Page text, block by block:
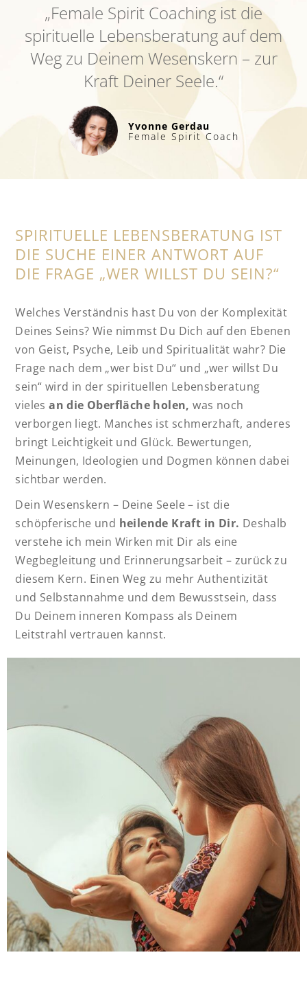
„Female Spirit Coaching ist die
spirituelle Lebensberatung auf dem
Weg zu Deinem Wesenskern – zur
Kraft Deiner Seele.“
Yvonne Gerdau
Female Spirit Coach
SPIRITUELLE LEBENSBERATUNG IST
DIE SUCHE EINER ANTWORT AUF
DIE FRAGE „WER WILLST DU SEIN?“
Welches Verständnis hast Du von der Komplexität
Deines Seins? Wie nimmst Du Dich auf den Ebenen
von Geist, Psyche, Leib und Spiritualität wahr? Die
Frage nach dem „wer bist Du“ und „wer willst Du
sein“ wird in der spirituellen Lebensberatung
vielesan die Oberfläche holen, was noch
verborgen liegt. Manches ist schmerzhaft, anderes
bringt Leichtigkeit und Glück. Bewertungen,
Meinungen, Ideologien und Dogmen können dabei
sichtbar werden.
Dein Wesenskern – Deine Seele – ist die
schöpferische und heilende Kraft in Dir. Deshalb
verstehe ich mein Wirken mit Dir als eine
Wegbegleitung und Erinnerungsarbeit – zurück zu
diesem Kern. Einen Weg zu mehr Authentizität
und Selbstannahme und dem Bewusstsein, dass
Du Deinem inneren Kompass als Deinem
Leitstrahl vertrauen kannst.